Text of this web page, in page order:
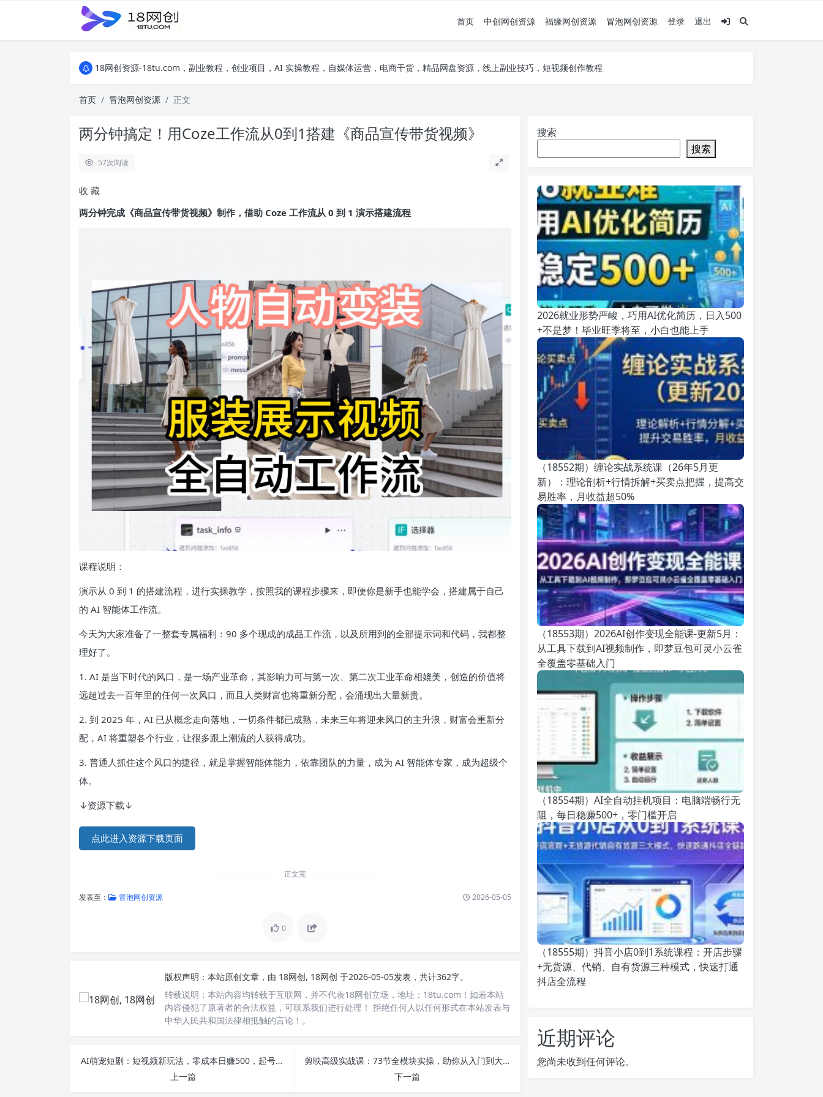
首页 中创网创资源 福缘网创资源 冒泡网创资源 登录 退出
18网创资源-18tu.com，副业教程，创业项目，AI 实操教程，自媒体运营，电商干货，精品网盘资源，线上副业技巧，短视频创作教程
首页
冒泡网创资源 正文
两分钟搞定！用Coze工作流从0到1搭建《商品宣传带货视频》
57次阅读
收 藏
两分钟完成《商品宣传带货视频》制作，借助 Coze 工作流从 0 到 1 演示搭建流程
课程说明：
演示从 0 到 1 的搭建流程，进行实操教学，按照我的课程步骤来，即便你是新手也能学会，搭建属于自己
的 AI 智能体工作流。
今天为大家准备了一整套专属福利：90 多个现成的成品工作流，以及所用到的全部提示词和代码，我都整
理好了。
1. AI 是当下时代的风口，是一场产业革命，其影响力可与第一次、第二次工业革命相媲美，创造的价值将
远超过去一百年里的任何一次风口，而且人类财富也将重新分配，会涌现出大量新贵。
2. 到 2025 年，AI 已从概念走向落地，一切条件都已成熟，未来三年将迎来风口的主升浪，财富会重新分
配，AI 将重塑各个行业，让很多跟上潮流的人获得成功。
3. 普通人抓住这个风口的捷径，就是掌握智能体能力，依靠团队的力量，成为 AI 智能体专家，成为超级个
体。
↓资源下载↓
点此进入资源下载页面
正文完
发表至： 冒泡网创资源 2026-05-05
0
版权声明： 本站原创文章，由 18网创, 18网创 于2026-05-05发表，共计362字。
转载说明： 本站内容均转载于互联网，并不代表18网创立场，地址：18tu.com！如若本站
内容侵犯了原著者的合法权益，可联系我们进行处理！ 拒绝任何人以任何形式在本站发表与
中华人民共和国法律相抵触的言论！。
AI萌宠短剧：短视频新玩法，零成本日赚500，起号快门槛低保姆级教程
上一篇
剪映高级实战课：73节全模块实操，助你从入门到大师（含AI与实战案例）
下一篇
搜索
搜索
2026就业形势严峻，巧用AI优化简历，日入500
+不是梦！毕业旺季将至，小白也能上手
（18552期）缠论实战系统课（26年5月更
新）：理论剖析+行情拆解+买卖点把握，提高交
易胜率，月收益超50%
（18553期）2026AI创作变现全能课-更新5月：
从工具下载到AI视频制作，即梦豆包可灵小云雀
全覆盖零基础入门
（18554期）AI全自动挂机项目：电脑端畅行无
阻，每日稳赚500+，零门槛开启
（18555期）抖音小店0到1系统课程：开店步骤
+无货源、代销、自有货源三种模式，快速打通
抖店全流程
近期评论
您尚未收到任何评论。